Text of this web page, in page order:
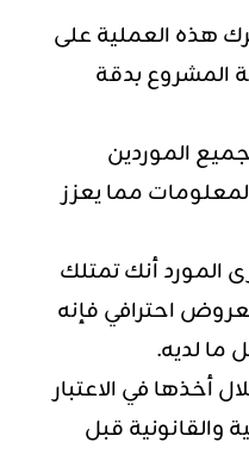
هذه العملية على
المشروع بدقة
الموردين
مما يعزز
المورد أنك تمتلك
احترافي فإنه
لديه.
أخذها في الاعتبار
والقانونية قبل